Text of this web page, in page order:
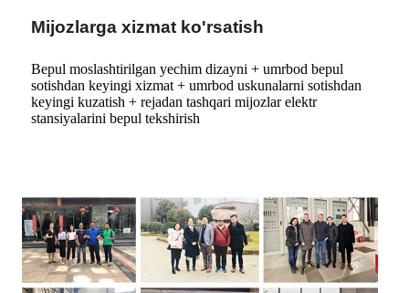
Mijozlarga xizmat ko'rsatish
Bepul moslashtirilgan yechim dizayni + umrbod bepul
sotishdan keyingi xizmat + umrbod uskunalarni sotishdan
keyingi kuzatish + rejadan tashqari mijozlar elektr
stansiyalarini bepul tekshirish